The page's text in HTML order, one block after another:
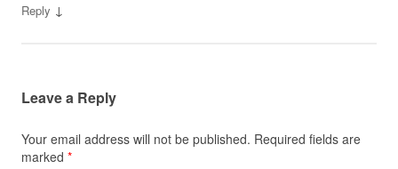
Reply ↓
Leave a Reply
Your email address will not be published. Required fields are
marked *